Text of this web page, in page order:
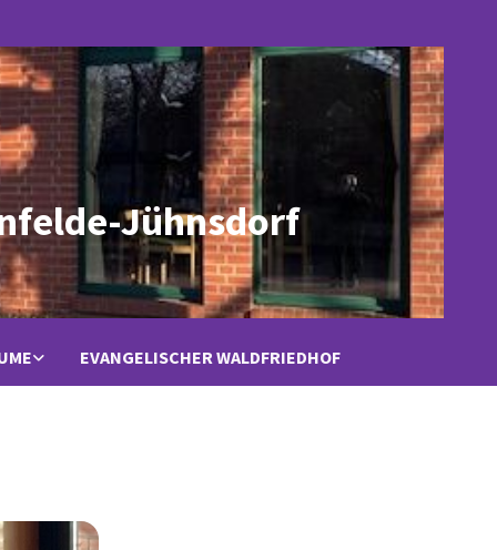
Jühnsdorf
EVANGELISCHER WALDFRIEDHOF